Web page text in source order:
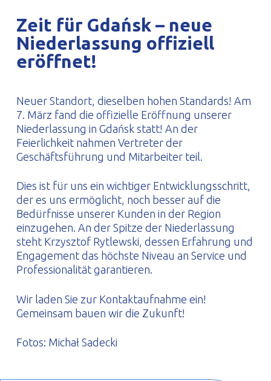
PL
Zeit für Gdańsk – neue
Niederlassung offiziell
eröffnet!
Neuer Standort, dieselben hohen Standards! Am
7. März fand die offizielle Eröffnung unserer
Niederlassung in Gdańsk statt! An der
Feierlichkeit nahmen Vertreter der
Geschäftsführung und Mitarbeiter teil.
Dies ist für uns ein wichtiger Entwicklungsschritt,
der es uns ermöglicht, noch besser auf die
Bedürfnisse unserer Kunden in der Region
einzugehen. An der Spitze der Niederlassung
steht Krzysztof Rytlewski, dessen Erfahrung und
Engagement das höchste Niveau an Service und
Professionalität garantieren.
Wir laden Sie zur Kontaktaufnahme ein!
Gemeinsam bauen wir die Zukunft!
Fotos: Michał Sadecki